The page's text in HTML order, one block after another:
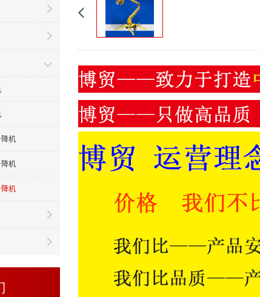
机
机
机